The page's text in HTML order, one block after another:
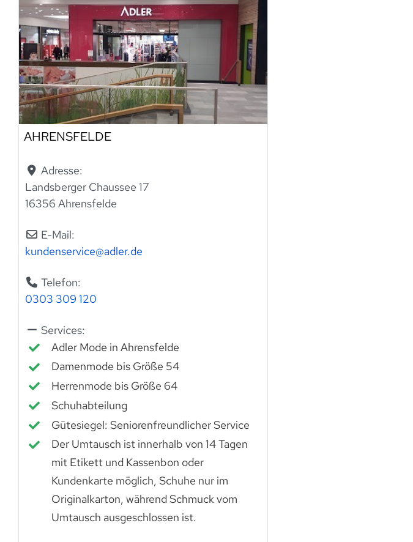
AHRENSFELDE
Adresse:
Landsberger Chaussee 17
16356 Ahrensfelde
E-Mail:
kundenservice@adler.de
Telefon:
0303 309 120
Services:
Adler Mode in Ahrensfelde
Damenmode bis Größe 54
Herrenmode bis Größe 64
Schuhabteilung
Gütesiegel: Seniorenfreundlicher Service
Der Umtausch ist innerhalb von 14 Tagen
mit Etikett und Kassenbon oder
Kundenkarte möglich, Schuhe nur im
Originalkarton, während Schmuck vom
Umtausch ausgeschlossen ist.